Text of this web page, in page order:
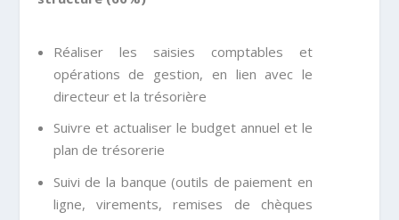
Réaliser les saisies comptables et
opérations de gestion, en lien avec le
directeur et la trésorière
Suivre et actualiser le budget annuel et le
plan de trésorerie
Suivi de la banque (outils de paiement en
ligne, virements, remises de chèques